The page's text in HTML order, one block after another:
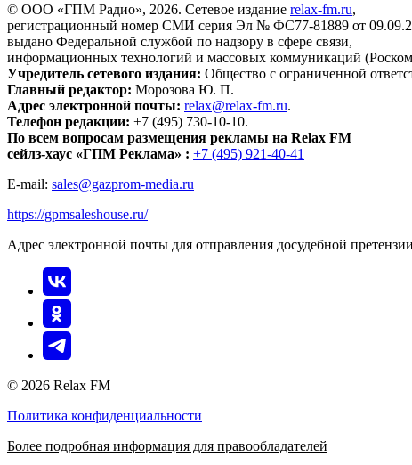
© ООО «ГПМ Радио», 2026. Сетевое издание relax-fm.ru,
регистрационный номер СМИ серия Эл № ФС77-81889 от
выдано Федеральной службой по надзору в сфере связи,
информационных технологий и массовых коммуникаций
Учредитель сетевого издания: Общество с ограниченной
Главный редактор: Морозова Ю. П.
Адрес электронной почты: relax@relax-fm.ru.
Телефон редакции: +7 (495) 730-10-10.
По всем вопросам размещения рекламы на Relax FM
сейлз-хаус «ГПМ Реклама» : +7 (495) 921-40-41
E-mail: sales@gazprom-media.ru
https://gpmsaleshouse.ru/
Адрес электронной почты для отправления досудебной
© 2026 Relax FM
Политика конфиденциальности
Более подробная информация для правообладателей